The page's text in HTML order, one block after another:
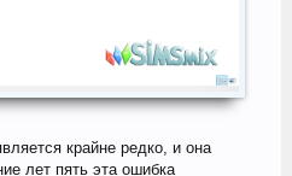
крайне редко, и она
лет пять эта ошибка